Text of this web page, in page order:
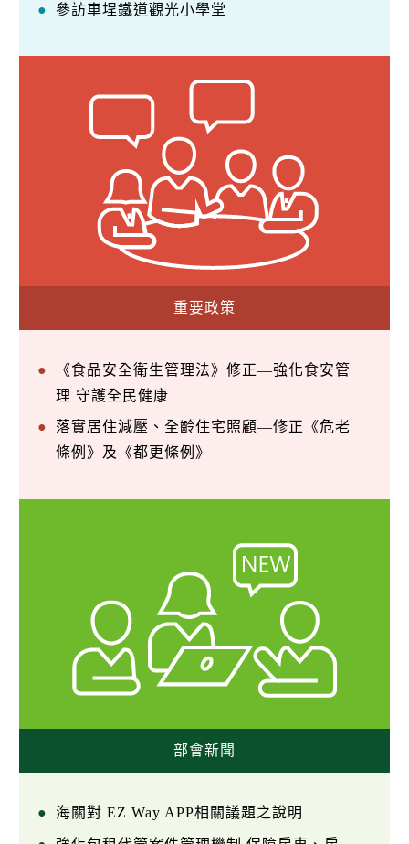
參訪車埕鐵道觀光小學堂
重要政策
《食品安全衛生管理法》修正—強化食安管
理 守護全民健康
落實居住減壓、全齡住宅照顧—修正《危老
條例》及《都更條例》
部會新聞
海關對 EZ Way APP相關議題之說明